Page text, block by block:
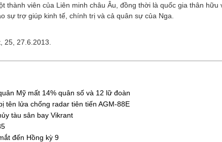
thành viên của Liên minh châu Âu, đồng thời là quốc gia thân hữu
sự trợ giúp kinh tế, chính trị và cả quân sự của Nga.
25, 27.6.2013.
Mỹ mất 14% quân số và 12 lữ đoàn
tên lửa chống radar tiên tiến AGM-88E
tàu sân bay Vikrant
đến Hồng kỳ 9